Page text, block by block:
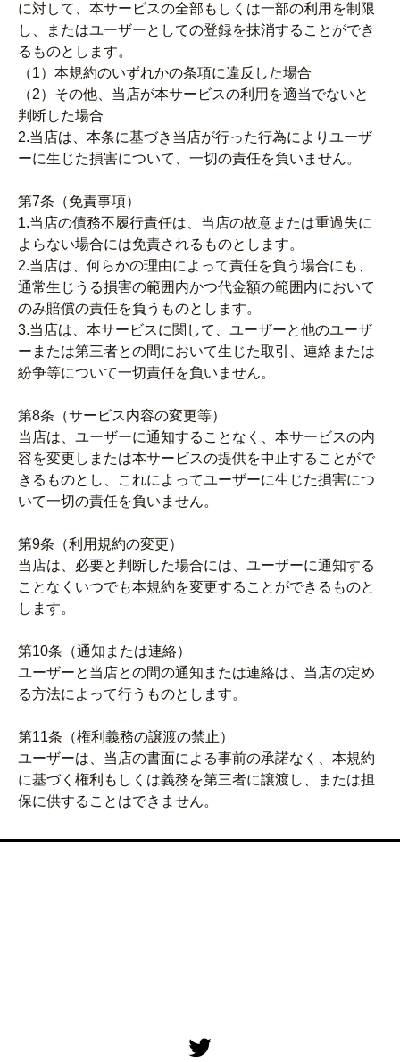
に対して、本サービスの全部もしくは一部の利用を制限
し、またはユーザーとしての登録を抹消することができ
るものとします。
（1）本規約のいずれかの条項に違反した場合
（2）その他、当店が本サービスの利用を適当でないと
判断した場合
2.当店は、本条に基づき当店が行った行為によりユーザ
ーに生じた損害について、一切の責任を負いません。
第7条（免責事項）
1.当店の債務不履行責任は、当店の故意または重過失に
よらない場合には免責されるものとします。
2.当店は、何らかの理由によって責任を負う場合にも、
通常生じうる損害の範囲内かつ代金額の範囲内において
のみ賠償の責任を負うものとします。
3.当店は、本サービスに関して、ユーザーと他のユーザ
ーまたは第三者との間において生じた取引、連絡または
紛争等について一切責任を負いません。
第8条（サービス内容の変更等）
当店は、ユーザーに通知することなく、本サービスの内
容を変更しまたは本サービスの提供を中止することがで
きるものとし、これによってユーザーに生じた損害につ
いて一切の責任を負いません。
第9条（利用規約の変更）
当店は、必要と判断した場合には、ユーザーに通知する
ことなくいつでも本規約を変更することができるものと
します。
第10条（通知または連絡）
ユーザーと当店との間の通知または連絡は、当店の定め
る方法によって行うものとします。
第11条（権利義務の譲渡の禁止）
ユーザーは、当店の書面による事前の承諾なく、本規約
に基づく権利もしくは義務を第三者に譲渡し、または担
保に供することはできません。